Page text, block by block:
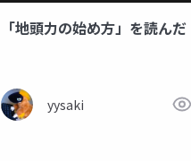
「地頭力の始め方」を読んだ
yysaki